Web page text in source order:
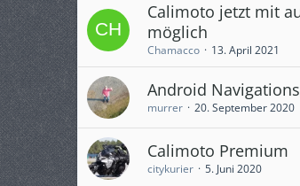
Calimoto jetzt mit
möglich
Chamacco 13. April 2021
Android
murrer 20. September 2020
Calimoto Premium
citykurier 5. Juni 2020